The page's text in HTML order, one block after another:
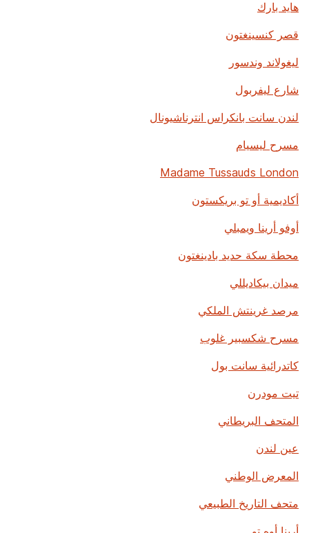
هايد بارك
قصر كنسينغتون
ليغولاند وندسور
شارع ليفربول
لندن سانت بانكراس انترناشيونال
مسرح ليسيام
Madame Tussauds London
أكاديمية أو تو بريكستون
أوفو أرينا ويمبلي
محطة سكة حديد بادينغتون
ميدان بيكاديللي
مرصد غرينتش الملكي
مسرح شكسبير غلوب
كاتدرائية سانت بول
تيت مودرن
المتحف البريطاني
عين لندن
المعرض الوطني
متحف التاريخ الطبيعي